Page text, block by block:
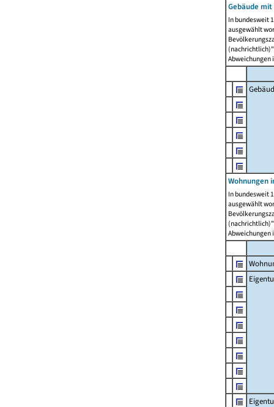
Gebäude mit
In bundesweit
ausgewählt
Abweichungen
Wohnungen
In bundesweit
ausgewählt
Abweichungen